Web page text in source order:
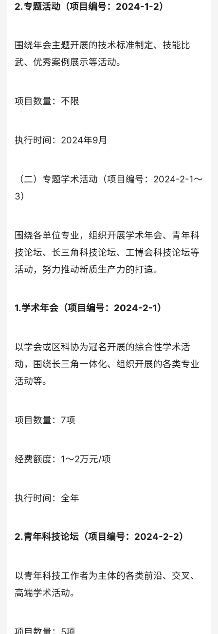
2.专题活动（项目编号：2024-1-2）
围绕年会主题开展的技术标准制定、技能比
武、优秀案例展示等活动。
项目数量：不限
执行时间：2024年9月
（二）专题学术活动（项目编号：2024-2-1～
3）
围绕各单位专业，组织开展学术年会、青年科
技论坛、长三角科技论坛、工博会科技论坛等
活动，努力推动新质生产力的打造。
1.学术年会（项目编号：2024-2-1）
以学会或区科协为冠名开展的综合性学术活
动，围绕长三角一体化、组织开展的各类专业
活动等。
项目数量：7项
经费额度：1～2万元/项
执行时间：全年
2.青年科技论坛（项目编号：2024-2-2）
以青年科技工作者为主体的各类前沿、交叉、
高端学术活动。